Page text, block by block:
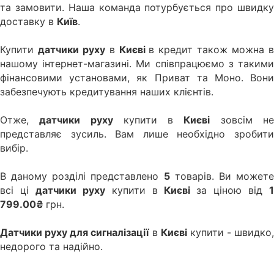
та замовити. Наша команда потурбується про швидку
доставку в Київ.
Купити датчики рухув Києві в кредит також можна в
нашому інтернет-магазині. Ми співпрацюємо з такими
фінансовими установами, як Приват та Моно. Вони
забезпечують кредитування наших клієнтів.
Отже,датчики рухукупити в Києві зовсім не
представляє зусиль. Вам лише необхідно зробити
вибір.
В даному розділі представлено 5товарів. Ви можете
всі ці датчики рухукупити в Києвіза ціною від1
799.00₴ грн.
Датчики руху для сигналізаціїв Києвікупити - швидко,
недорого та надійно.